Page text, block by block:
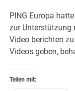
PING Europa
zur
Video berichten
Videos geben,
Teilen mit: